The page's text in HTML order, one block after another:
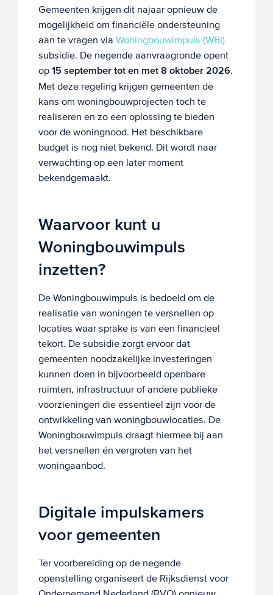
Gemeenten krijgen dit najaar opnieuw de
mogelijkheid om financiële ondersteuning
aan te vragen via Woningbouwimpuls (WBI)
subsidie. De negende aanvraagronde opent
op 15 september tot en met 8 oktober 2026.
Met deze regeling krijgen gemeenten de
kans om woningbouwprojecten toch te
realiseren en zo een oplossing te bieden
voor de woningnood. Het beschikbare
budget is nog niet bekend. Dit wordt naar
verwachting op een later moment
bekendgemaakt.
Waarvoor kunt u
Woningbouwimpuls
inzetten?
De Woningbouwimpuls is bedoeld om de
realisatie van woningen te versnellen op
locaties waar sprake is van een financieel
tekort. De subsidie zorgt ervoor dat
gemeenten noodzakelijke investeringen
kunnen doen in bijvoorbeeld openbare
ruimten, infrastructuur of andere publieke
voorzieningen die essentieel zijn voor de
ontwikkeling van woningbouwlocaties. De
Woningbouwimpuls draagt hiermee bij aan
het versnellen én vergroten van het
woningaanbod.
Digitale impulskamers
voor gemeenten
Ter voorbereiding op de negende
openstelling organiseert de Rijksdienst voor